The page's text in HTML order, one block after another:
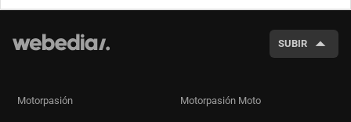
SUBIR
Motorpasión Motorpasión Moto